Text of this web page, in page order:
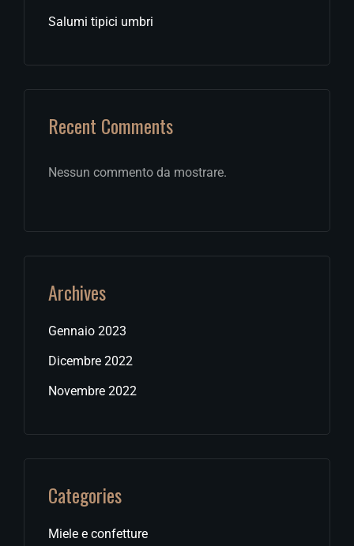
Salumi tipici umbri
Recent Comments
Nessun commento da mostrare.
Archives
Gennaio 2023
Dicembre 2022
Novembre 2022
Categories
Miele e confetture